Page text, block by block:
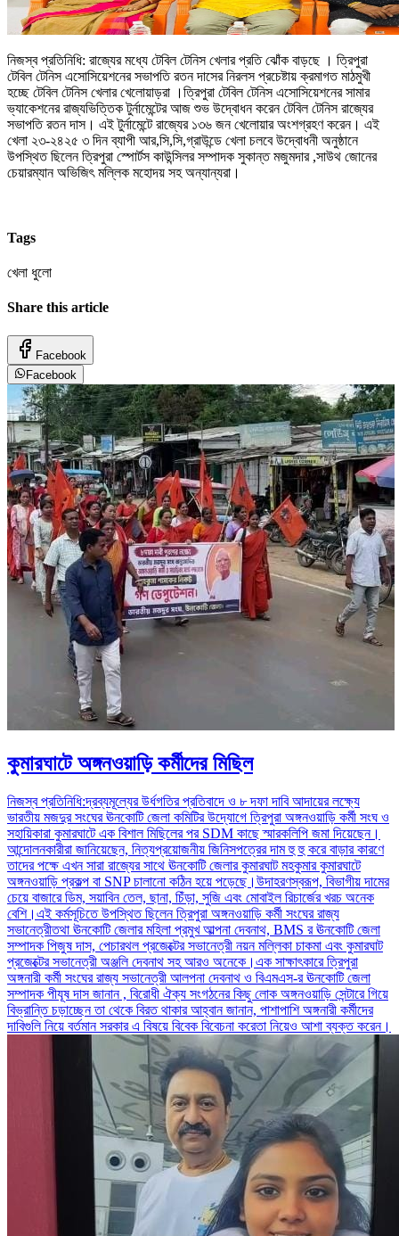
নিজস্ব প্রতিনিধি: রাজ্যের মধ্যে টেবিল টেনিস খেলার প্রতি ঝোঁক বাড়ছে । ত্রিপুরা
টেবিল টেনিস এসোসিয়েশনের সভাপতি রতন দাসের নিরলস প্রচেষ্টায় ক্রমাগত মাঠমুখী
হচ্ছে টেবিল টেনিস খেলার খেলোয়াড়রা ।ত্রিপুরা টেবিল টেনিস এসোসিয়েশনের সামার
ভ্যাকেশনের রাজ্যভিত্তিক টুর্নামেন্টের আজ শুভ উদ্বোধন করেন টেবিল টেনিস রাজ্যের
সভাপতি রতন দাস। এই টুর্নামেন্টে রাজ্যের ১৩৬ জন খেলোয়ার অংশগ্রহণ করেন। এই
খেলা ২৩-২৪২৫ ৩ দিন ব্যাপী আর,সি,সি,গ্রাউন্ডে খেলা চলবে উদ্বোধনী অনুষ্ঠানে
উপস্থিত ছিলেন ত্রিপুরা স্পোর্টস কাউন্সিলর সম্পাদক সুকান্ত মজুমদার ,সাউথ জোনের
চেয়ারম্যান অভিজিৎ মল্লিক মহোদয় সহ অন্যান্যরা।
Tags
খেলা ধুলো
Share this article
Facebook
Facebook
কুমারঘাটে অঙ্গনওয়াড়ি কর্মীদের মিছিল
নিজস্ব প্রতিনিধি:দ্রব্যমূল্যের উর্ধগতির প্রতিবাদে ও ৮ দফা দাবি আদায়ের লক্ষ্যে
ভারতীয় মজদুর সংঘের ঊনকোটি জেলা কমিটির উদ্যোগে ত্রিপুরা অঙ্গনওয়াড়ি কর্মী সংঘ ও
সহায়িকারা কুমারঘাটে এক বিশাল মিছিলের পর SDM কাছে স্মারকলিপি জমা দিয়েছেন।
আন্দোলনকারীরা জানিয়েছেন, নিত্যপ্রয়োজনীয় জিনিসপত্রের দাম হু হু করে বাড়ার কারণে
তাদের পক্ষে এখন সারা রাজ্যের সাথে ঊনকোটি জেলার কুমারঘাট মহকুমার কুমারঘাটে
অঙ্গনওয়াড়ি প্রকল্প বা SNP চালানো কঠিন হয়ে পড়েছে।উদাহরণস্বরূপ, বিভাগীয় দামের
চেয়ে বাজারে ডিম, সয়াবিন তেল, ছানা, চিঁড়া, সুজি এবং মোবাইল রিচার্জের খরচ অনেক
বেশি।এই কর্মসূচিতে উপস্থিত ছিলেন ত্রিপুরা অঙ্গনওয়াড়ি কর্মী সংঘের রাজ্য
সভানেত্রীতথা ঊনকোটি জেলার মহিলা প্রমুখ আল্পনা দেবনাথ, BMS র ঊনকোটি জেলা
সম্পাদক পিজুষ দাস, পেচারথল প্রজেক্টের সভানেত্রী নয়ন মল্লিকা চাকমা এবং কুমারঘাট
প্রজেক্টের সভানেত্রী অঞ্জলি দেবনাথ সহ আরও অনেকে।এক সাক্ষাৎকারে ত্রিপুরা
অঙ্গনারী কর্মী সংঘের রাজ্য সভানেত্রী আলপনা দেবনাথ ও বিএমএস-র ঊনকোটি জেলা
সম্পাদক পীযূষ দাস জানান , বিরোধী ঐক্য সংগঠনের কিছু লোক অঙ্গনওয়াড়ি সেন্টারে গিয়ে
বিভ্রান্তি চড়াচ্ছেন তা থেকে বিরত থাকার আহ্বান জানান, পাশাপাশি অঙ্গনারী কর্মীদের
দাবিগুলি নিয়ে বর্তমান সরকার এ বিষয়ে বিবেক বিবেচনা করেতা নিয়েও আশা ব্যক্ত করেন।